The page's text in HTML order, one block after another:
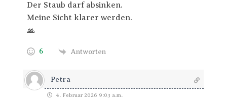
Der Staub darf absinken.
Meine Sicht klarer werden.
🙏
6 Antworten
Petra
4. Februar 2026 9:03 a.m.